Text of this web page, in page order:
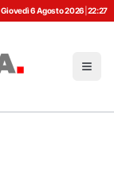
Giovedì 6 Agosto 2026 22:27